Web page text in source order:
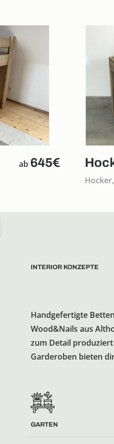
ab 645€
INTERIOR KONZEPTE
Handgefertigte
Wood&Nails aus
zum Detail
Garderoben bieten
Eingangsbereich, im
eine gute Figur und
GARTEN